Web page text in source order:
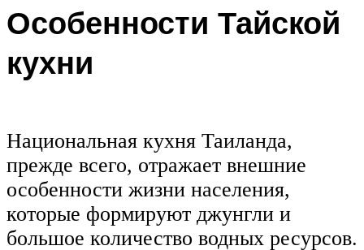
Особенности Тайской
кухни
Национальная кухня Таиланда,
прежде всего, отражает внешние
особенности жизни населения,
которые формируют джунгли и
большое количество водных ресурсов.